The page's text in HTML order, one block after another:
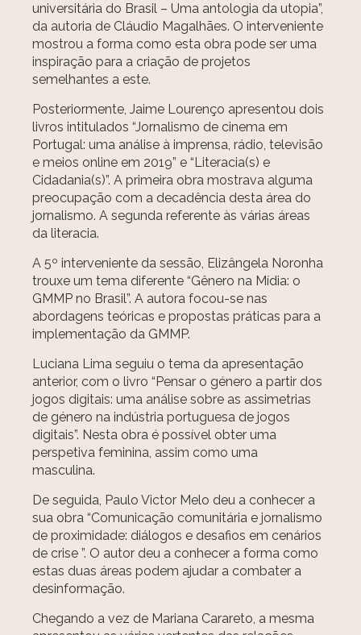
universitária do Brasil – Uma antologia da utopia”,
da autoria de Cláudio Magalhães. O interveniente
mostrou a forma como esta obra pode ser uma
inspiração para a criação de projetos
semelhantes a este.
Posteriormente, Jaime Lourenço apresentou dois
livros intitulados “Jornalismo de cinema em
Portugal: uma análise à imprensa, rádio, televisão
e meios online em 2019” e “Literacia(s) e
Cidadania(s)”. A primeira obra mostrava alguma
preocupação com a decadência desta área do
jornalismo. A segunda referente às várias áreas
da literacia.
A 5º interveniente da sessão, Elizângela Noronha
trouxe um tema diferente “Gênero na Mídia: o
GMMP no Brasil”. A autora focou-se nas
abordagens teóricas e propostas práticas para a
implementação da GMMP.
Luciana Lima seguiu o tema da apresentação
anterior, com o livro “Pensar o género a partir dos
jogos digitais: uma análise sobre as assimetrias
de género na indústria portuguesa de jogos
digitais”. Nesta obra é possível obter uma
perspetiva feminina, assim como uma
masculina.
De seguida, Paulo Victor Melo deu a conhecer a
sua obra “Comunicação comunitária e jornalismo
de proximidade: diálogos e desafios em cenários
de crise ”. O autor deu a conhecer a forma como
estas duas áreas podem ajudar a combater a
desinformação.
Chegando a vez de Mariana Carareto, a mesma